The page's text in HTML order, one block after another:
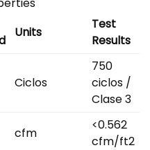
Units
Test
Results
Ciclos
750
ciclos /
Clase 3
cfm
<0.562
cfm/ft2